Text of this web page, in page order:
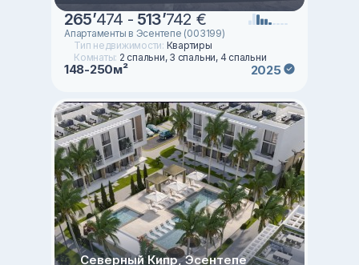
265’474 - 513’742 €
Апартаменты в Эсентепе (003199)
Тип недвижимости: Квартиры
Комнаты: 2 спальни, 3 спальни, 4 спальни
148-250м² 2025
Северный Кипр, Эсентепе